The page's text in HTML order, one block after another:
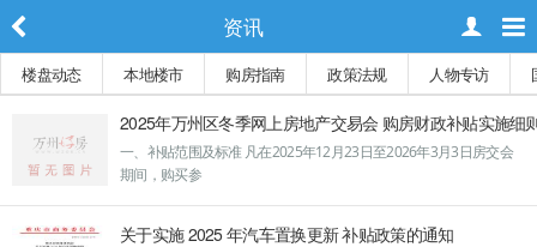
资讯
楼盘动态 本地楼市 购房指南 政策法规 人物专访
2025年万州区冬季网上房地产交易会 购房财政补贴实施细
一、补贴范围及标准 凡在2025年12月23日至2026年3月3日房交会
期间，购买参
关于实施 2025 年汽车置换更新 补贴政策的通知